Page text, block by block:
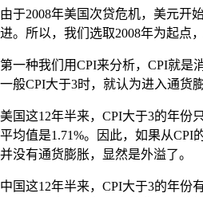
由于2008年美国次贷危机，美元开
进。所以，我们选取2008年为起点
第一种我们用CPI来分析，CPI就是
一般CPI大于3时，就认为进入通货
美国这12年半来，CPI大于3的年份
平均值是1.71%。因此，如果从CPI
并没有通货膨胀，显然是外溢了。
中国这12年半来，CPI大于3的年份